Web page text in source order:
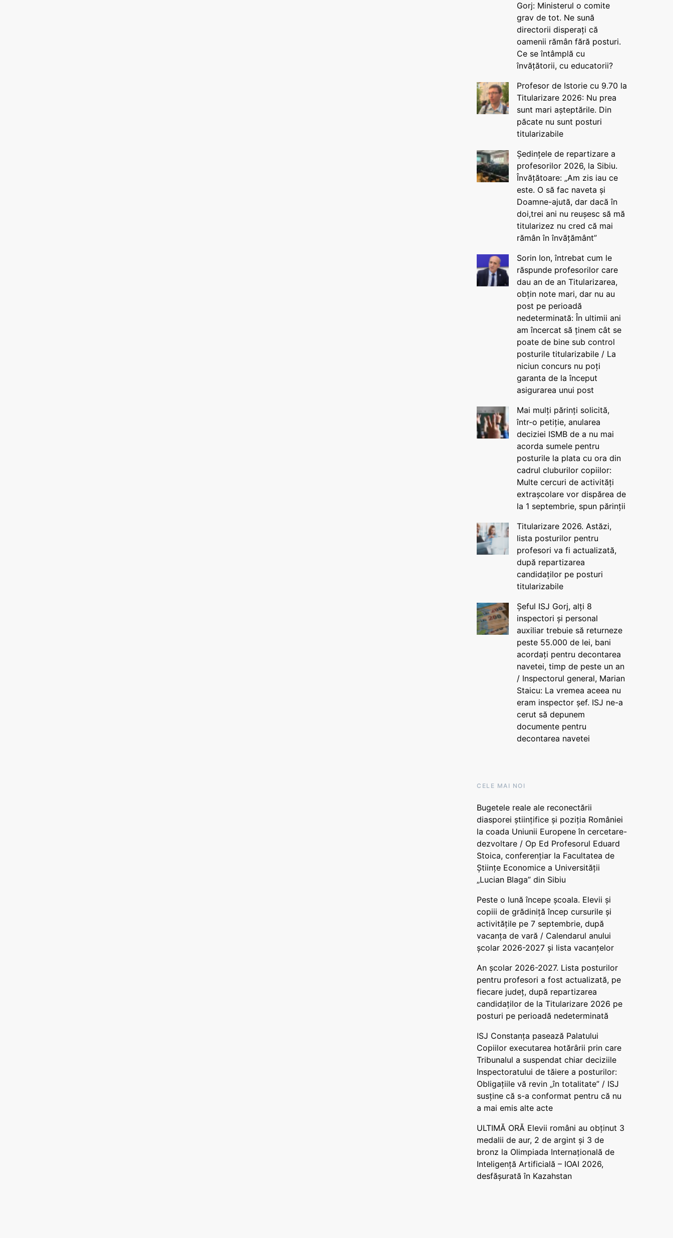
Gorj: Ministerul o comite
grav de tot. Ne sună
directorii disperați că
oamenii rămân fără posturi.
Ce se întâmplă cu
învățătorii, cu educatorii?
Profesor de Istorie cu 9.70 la
Titularizare 2026: Nu prea
sunt mari așteptările. Din
păcate nu sunt posturi
titularizabile
Ședințele de repartizare a
profesorilor 2026, la Sibiu.
Învățătoare: „Am zis iau ce
este. O să fac naveta și
Doamne-ajută, dar dacă în
doi,trei ani nu reușesc să mă
titularizez nu cred că mai
rămân în învățământ”
Sorin Ion, întrebat cum le
răspunde profesorilor care
dau an de an Titularizarea,
obțin note mari, dar nu au
post pe perioadă
nedeterminată: În ultimii ani
am încercat să ținem cât se
poate de bine sub control
posturile titularizabile / La
niciun concurs nu poți
garanta de la început
asigurarea unui post
Mai mulți părinți solicită,
într-o petiție, anularea
deciziei ISMB de a nu mai
acorda sumele pentru
posturile la plata cu ora din
cadrul cluburilor copiilor:
Multe cercuri de activități
extrașcolare vor dispărea de
la 1 septembrie, spun părinții
Titularizare 2026. Astăzi,
lista posturilor pentru
profesori va fi actualizată,
după repartizarea
candidaților pe posturi
titularizabile
Șeful ISJ Gorj, alți 8
inspectori și personal
auxiliar trebuie să returneze
peste 55.000 de lei, bani
acordați pentru decontarea
navetei, timp de peste un an
/ Inspectorul general, Marian
Staicu: La vremea aceea nu
eram inspector șef. ISJ ne-a
cerut să depunem
documente pentru
decontarea navetei
CELE MAI NOI
Bugetele reale ale reconectării
diasporei științifice și poziția României
la coada Uniunii Europene în cercetare-
dezvoltare / Op Ed Profesorul Eduard
Stoica, conferențiar la Facultatea de
Științe Economice a Universității
„Lucian Blaga” din Sibiu
Peste o lună începe școala. Elevii și
copiii de grădiniță încep cursurile și
activitățile pe 7 septembrie, după
vacanța de vară / Calendarul anului
școlar 2026-2027 și lista vacanțelor
An școlar 2026-2027. Lista posturilor
pentru profesori a fost actualizată, pe
fiecare județ, după repartizarea
candidaților de la Titularizare 2026 pe
posturi pe perioadă nedeterminată
ISJ Constanța pasează Palatului
Copiilor executarea hotărârii prin care
Tribunalul a suspendat chiar deciziile
Inspectoratului de tăiere a posturilor:
Obligațiile vă revin „în totalitate” / ISJ
susține că s-a conformat pentru că nu
a mai emis alte acte
ULTIMĂ ORĂ Elevii români au obținut 3
medalii de aur, 2 de argint și 3 de
bronz la Olimpiada Internațională de
Inteligență Artificială – IOAI 2026,
desfășurată în Kazahstan